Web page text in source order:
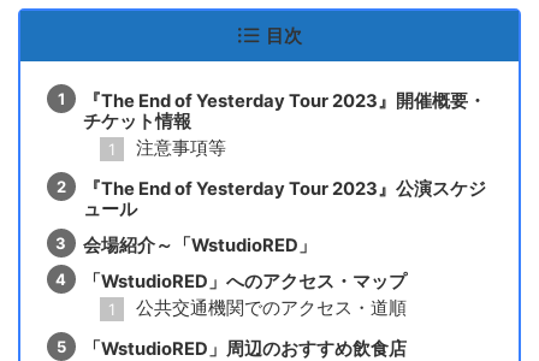
目次
『The End of Yesterday Tour 2023』開催概要・
チケット情報
注意事項等
『The End of Yesterday Tour 2023』公演スケジ
ュール
会場紹介～「WstudioRED」
「WstudioRED」へのアクセス・マップ
公共交通機関でのアクセス・道順
「WstudioRED」周辺のおすすめ飲食店